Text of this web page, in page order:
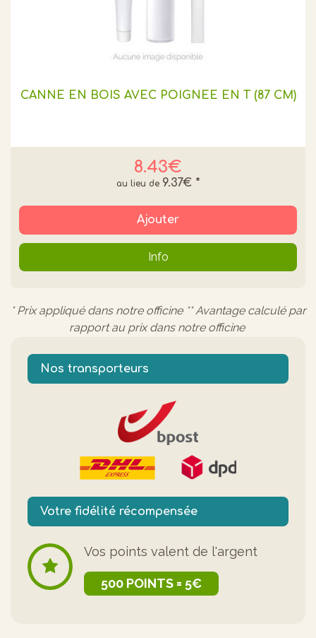
CANNE EN BOIS AVEC POIGNEE EN T (87 CM)
8.43€
9.37€ *
Ajouter
Info
* Prix appliqué dans notre officine ** Avantage calculé par
rapport au prix dans notre officine
Nos transporteurs
Votre fidélité récompensée
Vos points valent de l'argent
500 POINTS = 5€